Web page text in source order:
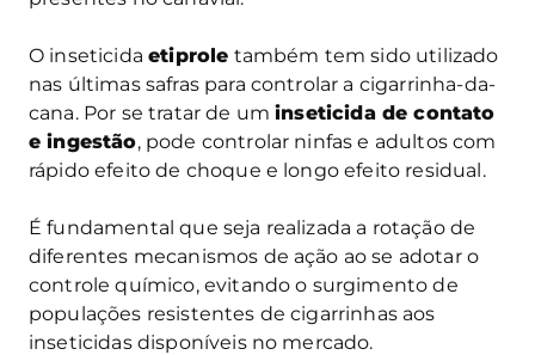
O inseticidaetiprole também tem sido utilizado
nas últimas safras para controlar a cigarrinha-da-
cana. Por se tratar de uminseticida de contato
e ingestão, pode controlar ninfas e adultos com
rápido efeito de choque e longo efeito residual.
É fundamental que seja realizada a rotação de
diferentes mecanismos de ação ao se adotar o
controle químico, evitando o surgimento de
populações resistentes de cigarrinhas aos
inseticidas disponíveis no mercado.